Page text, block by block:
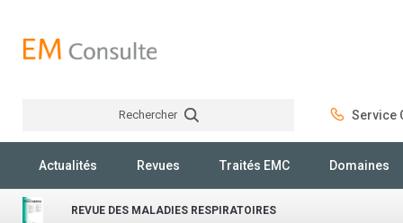
Rechercher Service
Actualités Revues Traités EMC Domaines
REVUE DES MALADIES RESPIRATOIRES